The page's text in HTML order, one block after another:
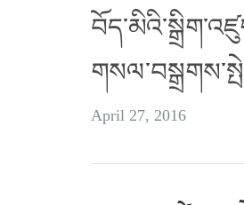
April 27, 2016